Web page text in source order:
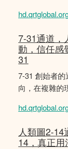
7-31通道，
動，信任感
31
7-31 創始者
向，在複雜的
人類圖2-
14，真正用